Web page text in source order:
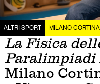
ALTRI SPORT MILANO
La Fisica
Milano